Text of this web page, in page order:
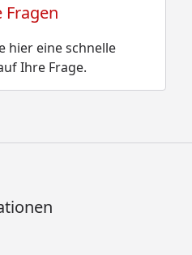
Fragen
hier eine schnelle
Ihre Frage.